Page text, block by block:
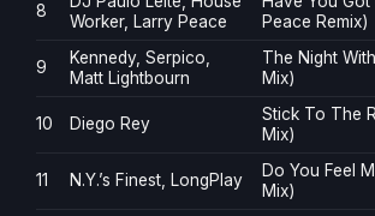
8
Worker, Larry Peace
Peace Remix)
9
Kennedy, Serpico,
Matt Lightbourn
The Night
Mix)
10 Diego Rey
Stick To The
Mix)
11 N.Y.’s Finest, LongPlay
Do You Feel
Mix)